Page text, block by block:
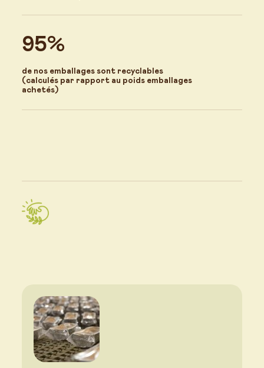
95%
de nos emballages sont recyclables
(calculés par rapport au poids emballages
achetés)